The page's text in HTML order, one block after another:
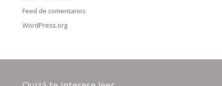
Feed de comentarios
WordPress.org